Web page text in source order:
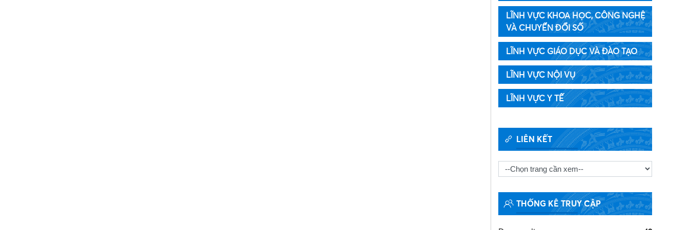
LĨNH VỰC KHOA HỌC, CÔNG NGHỆ
VÀ CHUYỂN ĐỔI SỐ
LĨNH VỰC GIÁO DỤC VÀ ĐÀO TẠO
LĨNH VỰC NỘI VỤ
LĨNH VỰC Y TẾ
LIÊN KẾT
THỐNG KÊ TRUY CẬP